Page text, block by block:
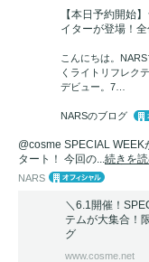
【本日予約開始
イターが登場！
こんにちは。
くライトリフレク
デビュー。7…
NARSのブログ
@cosme SPECIAL
タート！ 今回の... 続きを
NARS
＼6.1開催！
テムが大集合！
グ
www.cosme.net